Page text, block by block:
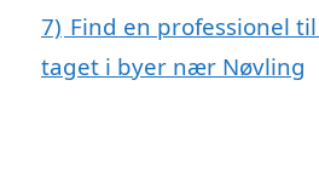
7) Find en professionel
taget i byer nær Nøvling